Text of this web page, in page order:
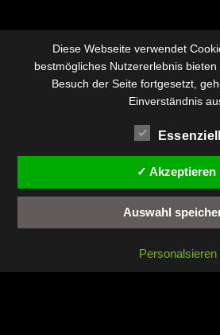
Diese Webseite verwendet
bestmögliches Nutzererlebnis
Besuch der Seite fortgesetzt,
Einverständnis
Essenziell
✓ Akzeptieren
Auswahl
Personalsieren